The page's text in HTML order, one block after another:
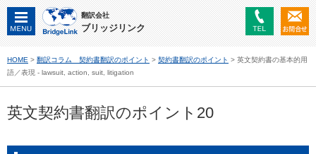
翻訳会社
ブリッジリンク
HOME > 翻訳コラム 契約書翻訳のポイント > 契約書翻訳のポイント > 英文契約書の基本的用
語／表現 - lawsuit, action, suit, litigation
英文契約書翻訳のポイント20